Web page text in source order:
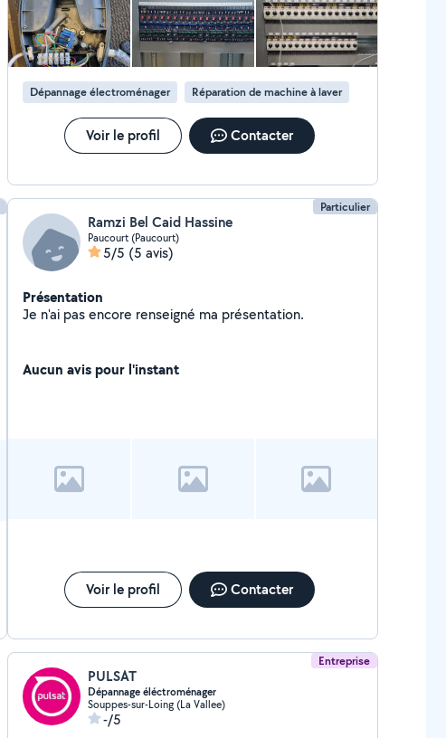
Dépannage électroménager Réparation de machine à laver
Voir le profil Contacter
Particulier
Ramzi Bel Caid Hassine
Paucourt (Paucourt)
5/5 (5 avis)
Présentation
Je n'ai pas encore renseigné ma présentation.
Aucun avis pour l'instant
Voir le profil Contacter
Entreprise
PULSAT
Dépannage éléctroménager
Souppes-sur-Loing (La Vallee)
-/5